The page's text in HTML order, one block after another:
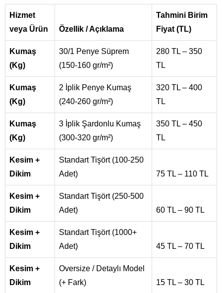
Hizmet
veya Ürün
Özellik / Açıklama
Tahmini Birim
Fiyat (TL)
Kumaş
(Kg)
30/1 Penye Süprem
(150-160 gr/m²)
280 TL – 350
TL
Kumaş
(Kg)
2 İplik Penye Kumaş
(240-260 gr/m²)
320 TL – 400
TL
Kumaş
(Kg)
3 İplik Şardonlu Kumaş
(300-320 gr/m²)
350 TL – 450
TL
Kesim +
Dikim
Standart Tişört (100-250
Adet)
75 TL – 110 TL
Kesim +
Dikim
Standart Tişört (250-500
Adet)
60 TL – 90 TL
Kesim +
Dikim
Standart Tişört (1000+
Adet)
45 TL – 70 TL
Kesim +
Dikim
Oversize / Detaylı Model
(+ Fark)
15 TL – 30 TL